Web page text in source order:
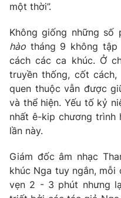
Photo
Video
VTV Money
VTV Sức khoẻ
Thị trường 24h
một thời”.
Không giống những số
hào tháng 9 không
cách các ca khúc. Ở
truyền thống, cốt
quen thuộc vẫn được
và thể hiện. Yếu tố kỷ
nhất ê-kip chương
lần này.
Giám đốc âm nhạc
khúc Nga tuy ngắn,
vẹn 2 - 3 phút nhưng